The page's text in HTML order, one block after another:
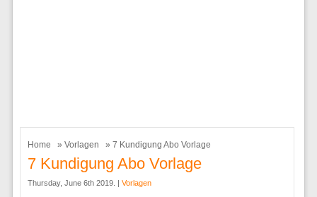
Home » Vorlagen » 7 Kundigung Abo Vorlage
7 Kundigung Abo Vorlage
Thursday, June 6th 2019. | Vorlagen